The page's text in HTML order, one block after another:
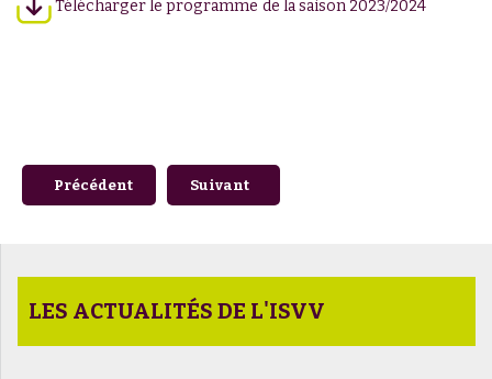
Télécharger le programme de la saison 2023/2024
Article précédent : OENO Macrowine 2023 - Résumés
Précédent Article suivant : Journée Technique
Suivant
LES ACTUALITÉS DE L'ISVV